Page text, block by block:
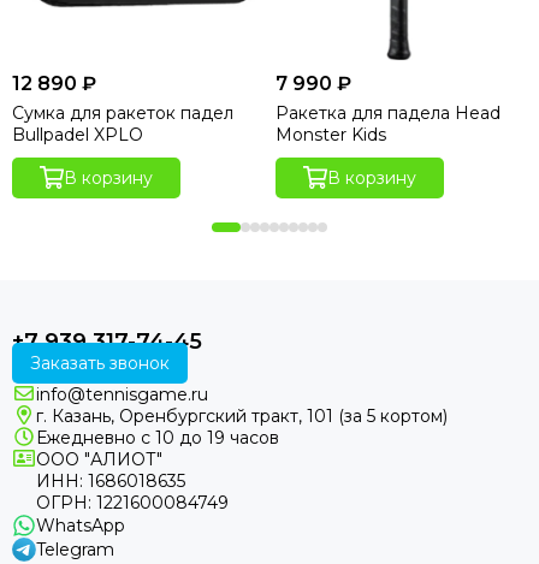
12 890 ₽
Сумка для ракеток падел
Bullpadel XPLO
В корзину
7 990 ₽
Ракетка для падела Head
Monster Kids
В корзину
+7 939 317-74-45
Заказать звонок
info@tennisgame.ru
г. Казань, Оренбургский тракт, 101 (за 5 кортом)
Ежедневно с 10 до 19 часов
ООО "АЛИОТ"
ИНН: 1686018635
ОГРН: 1221600084749
WhatsApp
Telegram